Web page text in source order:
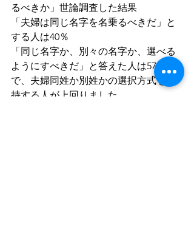
るべきか」世論調査した結果
「夫婦は同じ名字を名乗るべきだ」と
する人は40％
「同じ名字か、別々の名字か、選べる
ようにすべきだ」と答えた人は57％
で、夫婦同姓か別姓かの選択方式を支
持する人が上回りました。